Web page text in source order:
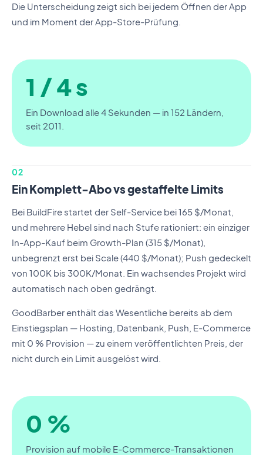
Die Unterscheidung zeigt sich bei jedem Öffnen der App
und im Moment der App-Store-Prüfung.
1 / 4 s
Ein Download alle 4 Sekunden — in 152 Ländern,
seit 2011.
02
Ein Komplett-Abo vs gestaffelte Limits
Bei BuildFire startet der Self-Service bei 165 $/Monat,
und mehrere Hebel sind nach Stufe rationiert: ein einziger
In-App-Kauf beim Growth-Plan (315 $/Monat),
unbegrenzt erst bei Scale (440 $/Monat); Push gedeckelt
von 100K bis 300K/Monat. Ein wachsendes Projekt wird
automatisch nach oben gedrängt.
GoodBarber enthält das Wesentliche bereits ab dem
Einstiegsplan — Hosting, Datenbank, Push, E-Commerce
mit 0 % Provision — zu einem veröffentlichten Preis, der
nicht durch ein Limit ausgelöst wird.
0 %
Provision auf mobile E-Commerce-Transaktionen